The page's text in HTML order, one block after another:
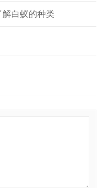
白蚁的种类